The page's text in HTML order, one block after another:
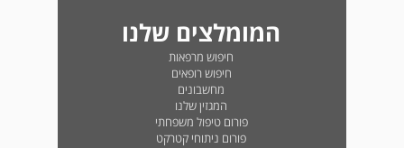
המומלצים שלנו
חיפוש מרפאות
חיפוש רופאים
מחשבונים
המגזין שלנו
פורום טיפול משפחתי
פורום ניתוחי קטרקט